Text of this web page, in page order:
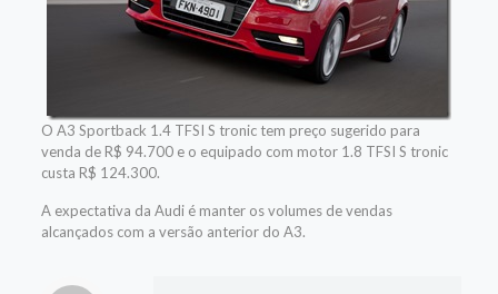
O A3 Sportback 1.4 TFSI S tronic tem preço sugerido para
venda de R$ 94.700 e o equipado com motor 1.8 TFSI S tronic
custa R$ 124.300.
A expectativa da Audi é manter os volumes de vendas
alcançados com a versão anterior do A3.